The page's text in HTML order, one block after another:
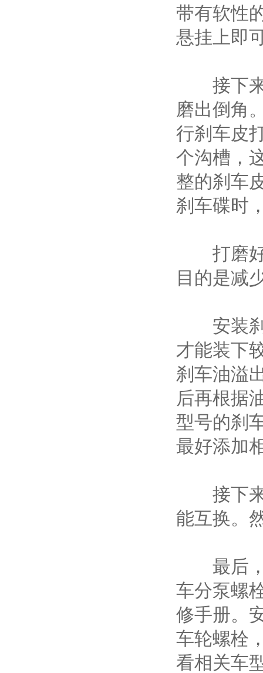
带有软性
悬挂上即
接下来
磨出倒角
行刹车皮
个沟槽，
整的刹车
刹车碟时
打磨好
目的是减
安装刹
才能装下
刹车油溢
后再根据
型号的刹
最好添加
接下来
能互换。
最后，
车分泵螺
修手册。
车轮螺栓
看相关车